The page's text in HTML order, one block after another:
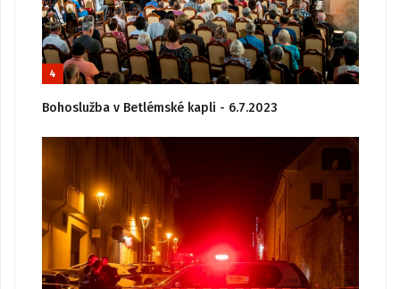
4
Bohoslužba v Betlémské kapli - 6.7.2023